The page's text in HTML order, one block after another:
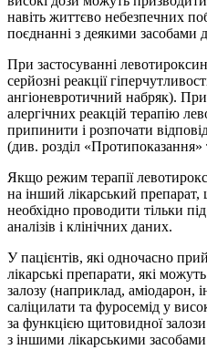
навіть життєво небезпечних
поєднанні з деякими засобами
При застосуванні
серйозні реакції
ангіоневротичний набряк).
алергічних реакцій терапію
припинити і розпочати
(див. розділ «Протипоказання»
Якщо режим терапії
на інший лікарський препарат,
необхідно проводити тільки
аналізів і клінічних даних.
У пацієнтів, які одночасно
лікарські препарати, які
залозу (наприклад, аміодарон,
саліцилати та фуросемід у
за функцією щитовидної
з іншими лікарськими